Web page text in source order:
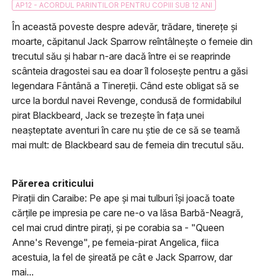
AP12 - ACORDUL PARINTILOR PENTRU COPIII SUB 12 ANI
În această poveste despre adevăr, trădare, tinerețe și
moarte, căpitanul Jack Sparrow reîntâlnește o femeie din
trecutul său și habar n-are dacă între ei se reaprinde
scânteia dragostei sau ea doar îl folosește pentru a găsi
legendara Fântână a Tinereții. Când este obligat să se
urce la bordul navei Revenge, condusă de formidabilul
pirat Blackbeard, Jack se trezește în fața unei
neașteptate aventuri în care nu știe de ce să se teamă
mai mult: de Blackbeard sau de femeia din trecutul său.
Părerea criticului
Piraţii din Caraibe: Pe ape şi mai tulburi îşi joacă toate
cărţile pe impresia pe care ne-o va lăsa Barbă-Neagră,
cel mai crud dintre piraţi, şi pe corabia sa - "Queen
Anne's Revenge", pe femeia-pirat Angelica, fiica
acestuia, la fel de şireată pe cât e Jack Sparrow, dar
mai...